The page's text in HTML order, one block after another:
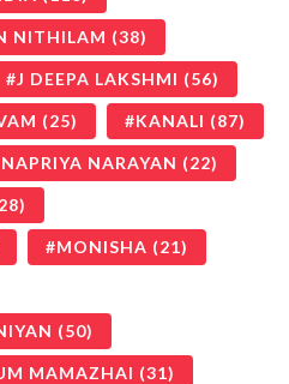
NITHILAM (38)
J DEEPA LAKSHMI (56)
(25) KANALI (87)
NARAYAN (22)
MONISHA (21)
(50)
MAMAZHAI (31)